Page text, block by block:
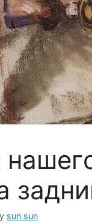
sun sun